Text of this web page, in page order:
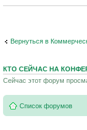
Вернуться в
КТО СЕЙЧАС НА
Сейчас этот форум
Список форумов